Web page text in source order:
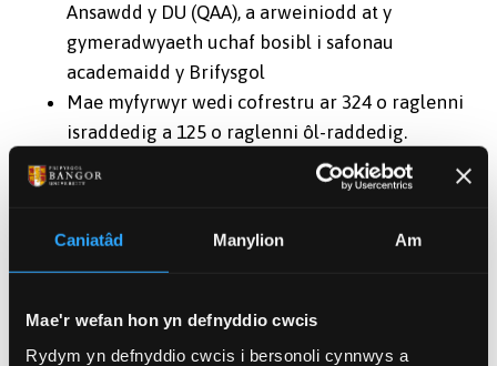
Caniatâd Manylion Am
Mae'r wefan hon yn defnyddio cwcis
Rydym yn defnyddio cwcis i bersonoli cynnwys a
Ansawdd y DU (QAA), a arweiniodd at y
gymeradwyaeth uchaf bosibl i safonau
academaidd y Brifysgol
Mae myfyrwyr wedi cofrestru ar 324 o raglenni
israddedig a 125 o raglenni ôl-raddedig.
Mae myfyrwyr israddedig wedi'u cofrestru i
1883 o fodiwlau.
Cymraeg.
Mynediadsy’n cynnig cyswllt hanfodol rhyngddi